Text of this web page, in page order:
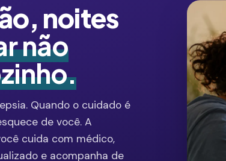
noites
não
Quando o cuidado é
de você. A
cuida com médico,
e acompanha de